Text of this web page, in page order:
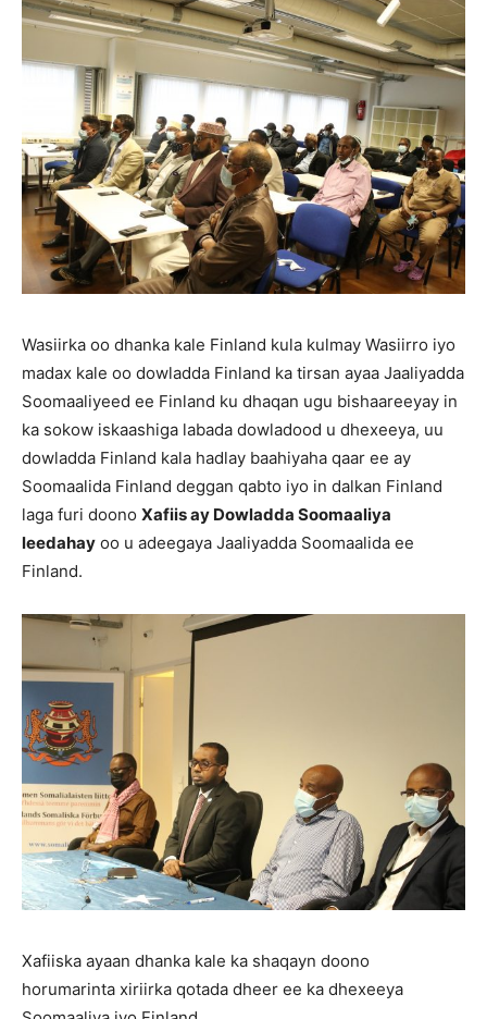
Wasiirka oo dhanka kale Finland kula kulmay Wasiirro iyo
madax kale oo dowladda Finland ka tirsan ayaa Jaaliyadda
Soomaaliyeed ee Finland ku dhaqan ugu bishaareeyay in
ka sokow iskaashiga labada dowladood u dhexeeya, uu
dowladda Finland kala hadlay baahiyaha qaar ee ay
Soomaalida Finland deggan qabto iyo in dalkan Finland
laga furi doono Xafiis ay Dowladda Soomaaliya
leedahay oo u adeegaya Jaaliyadda Soomaalida ee
Finland.
Xafiiska ayaan dhanka kale ka shaqayn doono
horumarinta xiriirka qotada dheer ee ka dhexeeya